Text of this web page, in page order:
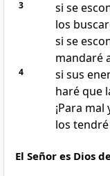
3
si se
los
si se
mandaré
4
si sus
haré que
¡Para
los
El Señor es Dios